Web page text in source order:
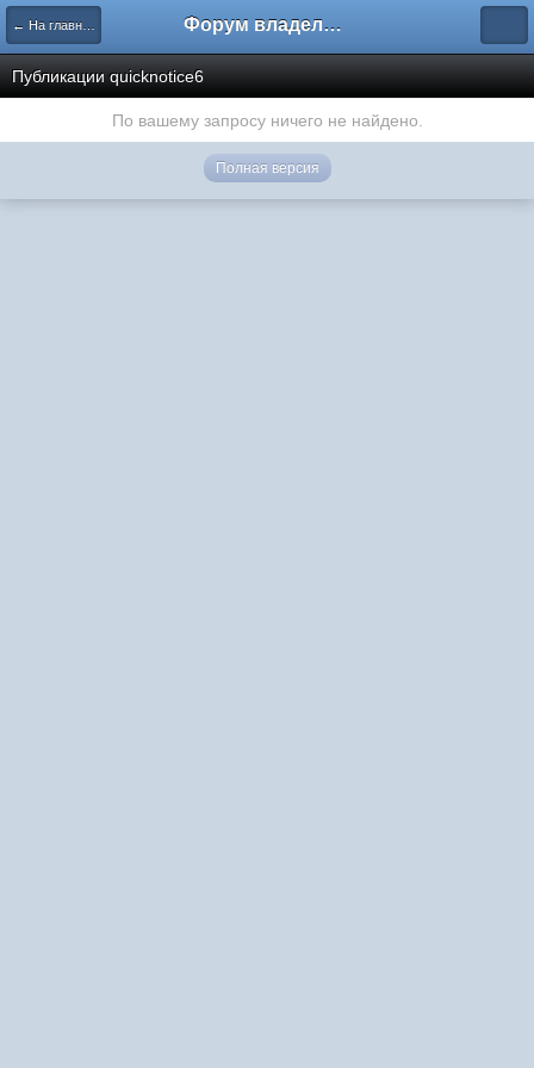
← На главную Форум владельцев интернет-магазинов
Публикации quicknotice6
По вашему запросу ничего не найдено.
Полная версия